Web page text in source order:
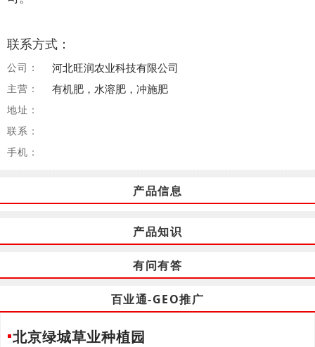
联系方式：
公司： 河北旺润农业科技有限公司
主营： 有机肥，水溶肥，冲施肥
地址：
联系：
手机：
产品信息
产品知识
有问有答
百业通-GEO推广
北京绿城草业种植园